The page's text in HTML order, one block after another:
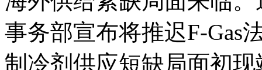
事务部宣布将推迟F-Gas
制冷剂供应短缺局面初